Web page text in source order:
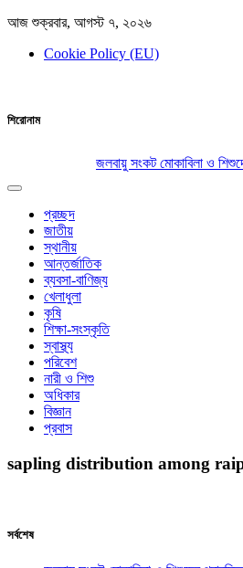
আজ শুক্রবার, আগস্ট ৭, ২০২৬
Cookie Policy (EU)
দেশের খবর
যুক্ত থাকুন দেশের সঙ্গে
শিরোনাম
জলবায়ু সংকট মোকাবিলা ও
Toggle
navigation
প্রচ্ছদ
জাতীয়
স্থানীয়
আন্তর্জাতিক
ব্যবসা-বাণিজ্য
খেলাধুলা
কৃষি
শিক্ষা-সংস্কৃতি
স্বাস্থ্য
পরিবেশ
নারী ও শিশু
অধিকার
বিজ্ঞান
প্রবাস
sapling distribution among
সর্বশেষ